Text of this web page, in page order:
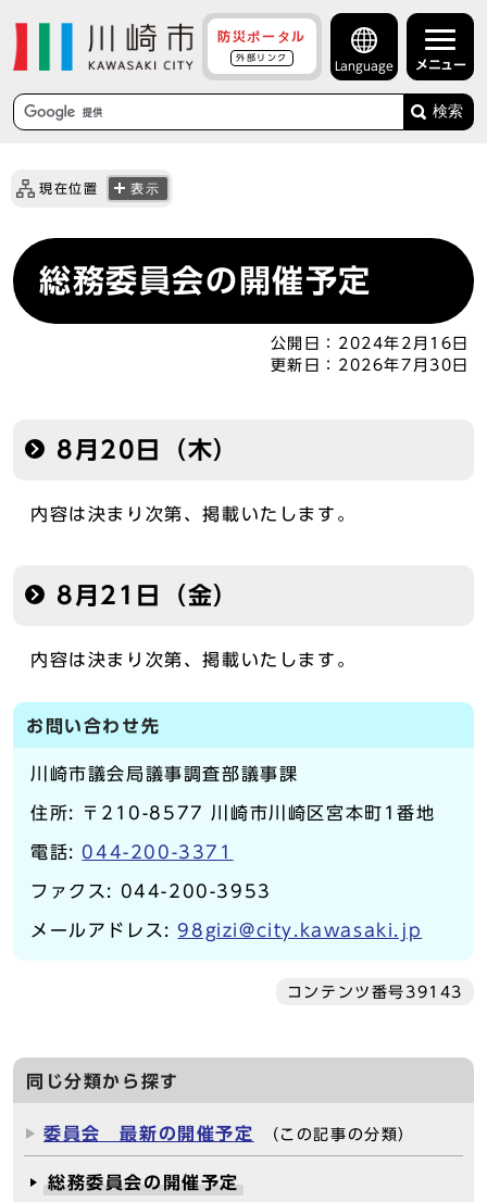
防災ポータル
外部リンク
Language メニュー
検索
現在位置 表示
総務委員会の開催予定
公開日： 2024年2月16日
更新日： 2026年7月30日
8月20日（木）
内容は決まり次第、掲載いたします。
8月21日（金）
内容は決まり次第、掲載いたします。
お問い合わせ先
川崎市議会局議事調査部議事課
住所: 〒210-8577 川崎市川崎区宮本町1番地
電話: 044-200-3371
ファクス: 044-200-3953
メールアドレス:98gizi@city.kawasaki.jp
コンテンツ番号39143
同じ分類から探す
委員会 最新の開催予定 （この記事の分類）
総務委員会の開催予定